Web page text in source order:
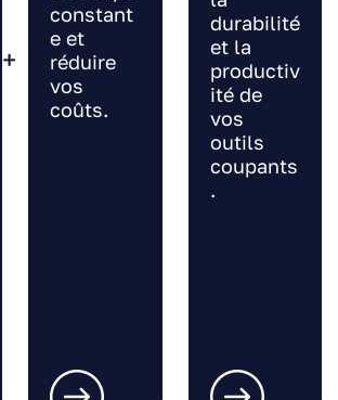
+
constant
e et
réduire
vos
coûts.
durabilité
et la
productiv
ité de
vos
outils
coupants
.